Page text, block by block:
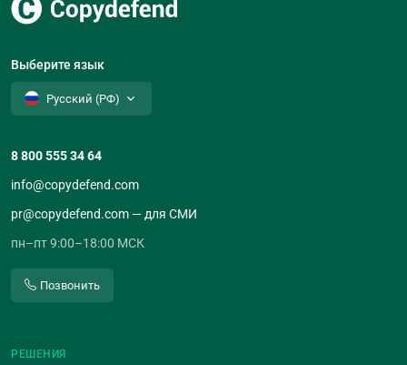
Выберите язык
Русский (РФ)
8 800 555 34 64
info@copydefend.com
pr@copydefend.com — для СМИ
пн–пт 9:00–18:00 МСК
Позвонить
РЕШЕНИЯ